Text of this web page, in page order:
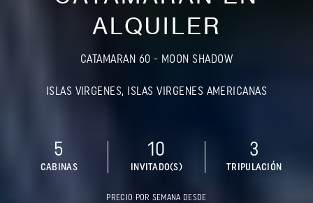
ALQUILER
CATAMARAN 60 - MOON SHADOW
ISLAS VIRGENES, ISLAS VIRGENES AMERICANAS
5
CABINAS
10
INVITADO(S)
3
TRIPULACIÓN
PRECIO POR SEMANA DESDE